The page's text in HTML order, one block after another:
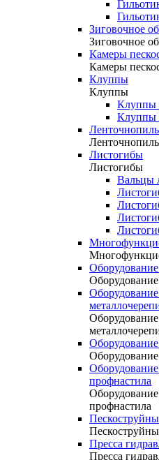
Зиговочное
Зиговочное
Камеры
Камеры
Клуппы
Клуппы
Клуппы
Клуппы
Листогибы
Листогибы
Вальцы
Оборудование
Оборудование
Оборудование
Оборудование
Оборудование
профнастила
Оборудование
профнастила
Пресса
Пресса